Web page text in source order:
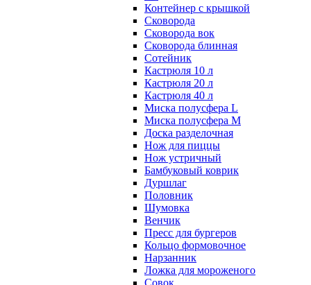
Контейнер с крышкой
Сковорода
Сковорода вок
Сковорода блинная
Сотейник
Кастрюля 10 л
Кастрюля 20 л
Кастрюля 40 л
Миска полусфера L
Миска полусфера M
Доска разделочная
Нож для пиццы
Нож устричный
Бамбуковый коврик
Дуршлаг
Половник
Шумовка
Венчик
Пресс для бургеров
Кольцо формовочное
Нарзанник
Ложка для мороженого
Совок